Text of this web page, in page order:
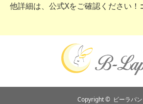
他詳細は、公式Xをご確認ください！
Copyright © ビーラパン